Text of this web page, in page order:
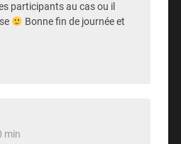
participants au cas ou il
Bonne fin de journée et
min